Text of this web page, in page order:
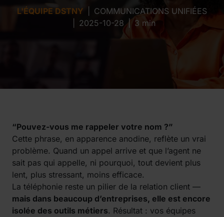
L'ÉQUIPE DSTNY
COMMUNICATIONS UNIFIÉES
2025-10-28 | 3 min
“Pouvez-vous me rappeler votre nom ?”
Cette phrase, en apparence anodine, reflète un vrai
problème. Quand un appel arrive et que l’agent ne
sait pas qui appelle, ni pourquoi, tout devient plus
lent, plus stressant, moins efficace.
La téléphonie reste un pilier de la relation client —
mais dans beaucoup d’entreprises, elle est encore
isolée des outils métiers. Résultat : vos équipes